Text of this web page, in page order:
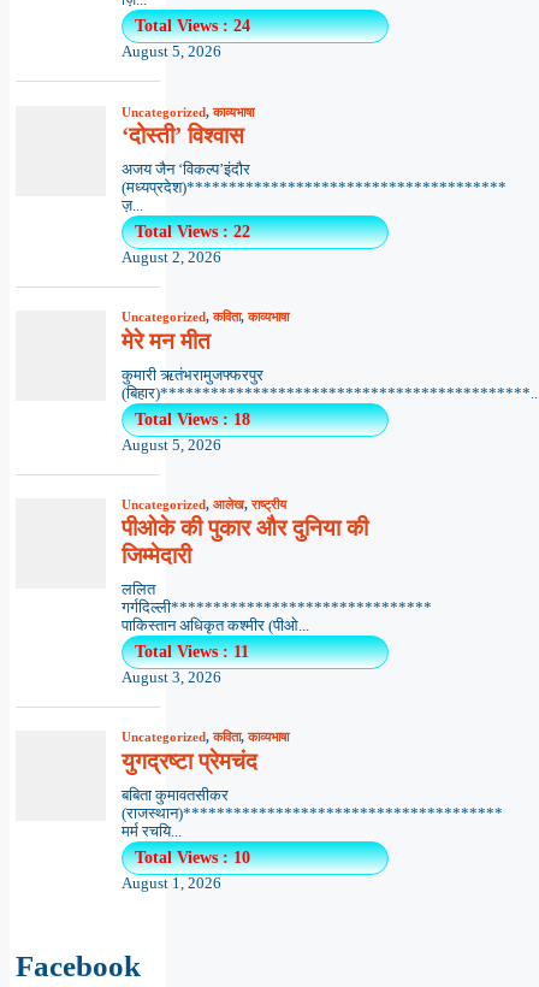
Total Views : 24
August 5, 2026
Uncategorized,काव्यभाषा
‘दोस्ती’ विश्वास
अजय जैन ‘विकल्प’इंदौर
(मध्यप्रदेश)**************************************
ज़...
Total Views : 22
August 2, 2026
Uncategorized,कविता,काव्यभाषा
मेरे मन मीत
कुमारी ऋतंभरामुजफ्फरपुर
Total Views : 18
August 5, 2026
Uncategorized, आलेख,राष्ट्रीय
पीओके की पुकार और दुनिया की
जिम्मेदारी
ललित
गर्गदिल्ली*******************************
पाकिस्तान अधिकृत कश्मीर (पीओ...
Total Views : 11
August 3, 2026
Uncategorized,कविता,काव्यभाषा
युगद्रष्टा प्रेमचंद
बबिता कुमावतसीकर
(राजस्थान)**************************************
मर्म रचयि...
Total Views : 10
August 1, 2026
Facebook